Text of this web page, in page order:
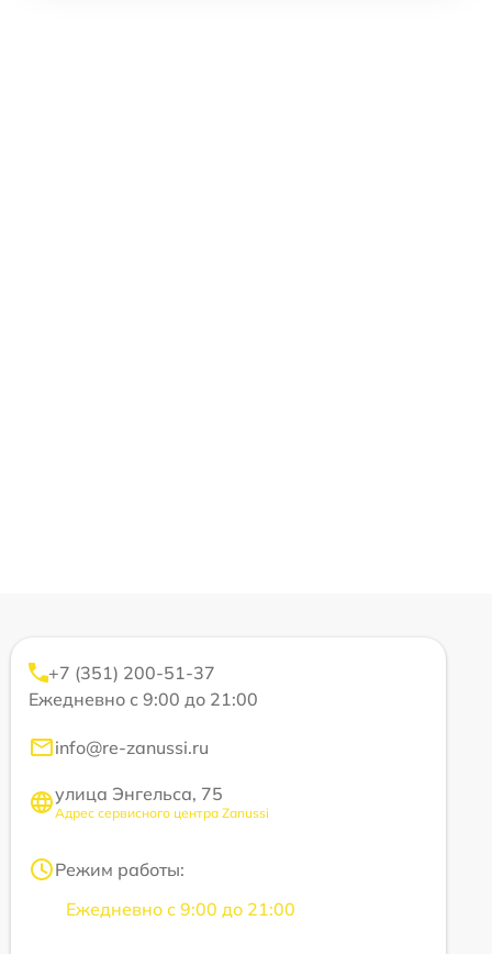
+7 (351) 200-51-37
Ежедневно с 9:00 до 21:00
info@re-zanussi.ru
улица Энгельса, 75
Адрес сервисного центра Zanussi
Режим работы:
Ежедневно с 9:00 до 21:00